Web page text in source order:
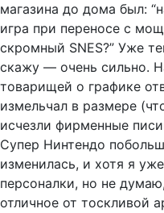
магазина до дома был:
игра при переносе с
скромный SNES?” Уже
скажу — очень сильно.
товарищей о графике
измельчал в размере
исчезли фирменные
Супер Нинтендо
изменилась, и хотя я
персоналки, но не
отличное от тоскливой